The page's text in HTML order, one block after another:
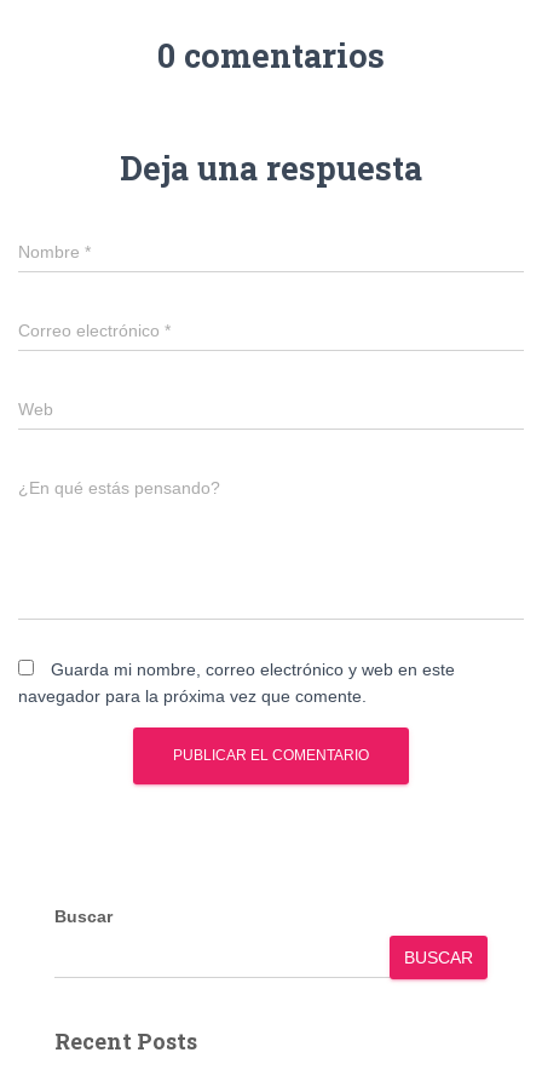
0 comentarios
Deja una respuesta
Nombre *
Correo electrónico *
Web
¿En qué estás pensando?
Guarda mi nombre, correo electrónico y web en este
navegador para la próxima vez que comente.
Buscar
BUSCAR
Recent Posts